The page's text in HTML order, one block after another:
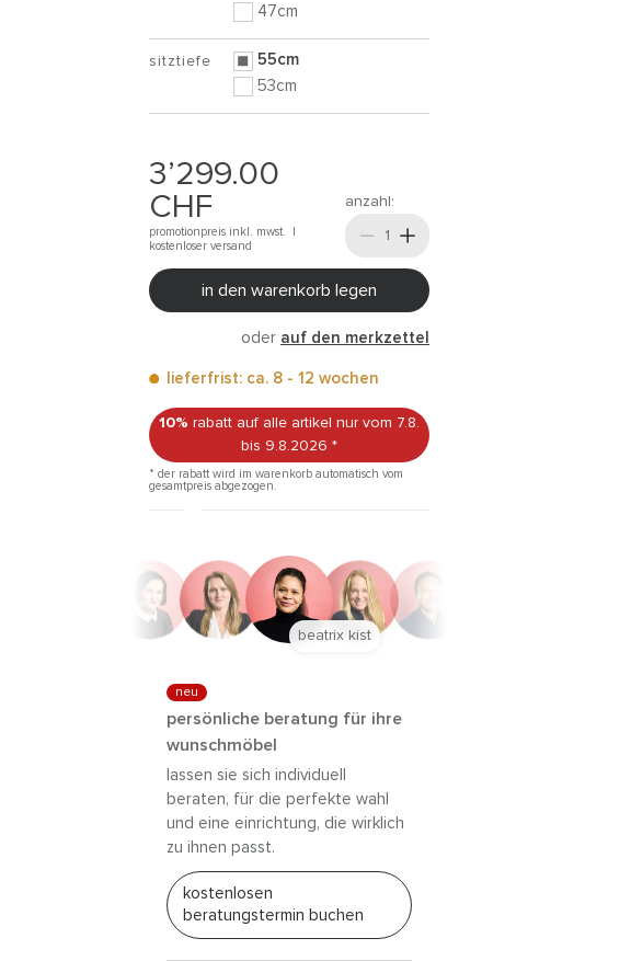
47cm
sitztiefe
55cm
53cm
3’299.00
CHF
promotionpreis inkl. mwst. |
kostenloser versand
anzahl:
in den warenkorb legen
oder auf den merkzettel
lieferfrist: ca. 8 - 12 wochen
10% rabatt auf alle artikel nur vom 7.8.
bis 9.8.2026 *
* der rabatt wird im warenkorb automatisch vom
gesamtpreis abgezogen.
neu
persönliche beratung für ihre
wunschmöbel
lassen sie sich individuell
beraten, für die perfekte wahl
und eine einrichtung, die wirklich
zu ihnen passt.
kostenlosen
beratungstermin buchen
anna trautz